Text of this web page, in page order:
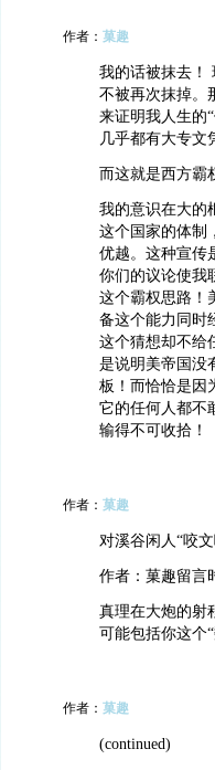
作者： 菓趣
我的话被抹去！
不被再次抹掉。
来证明我人生的
几乎都有大专文
而这就是西方霸
我的意识在大的
这个国家的体制
优越。这种宣传
你们的议论使我
这个霸权思路！
备这个能力同时
这个猜想却不给
是说明美帝国没
板！而恰恰是因
它的任何人都不
输得不可收拾！
作者： 菓趣
对溪谷闲人“咬
作者：菓趣留言
真理在大炮的射
可能包括你这个“
作者： 菓趣
(continued)